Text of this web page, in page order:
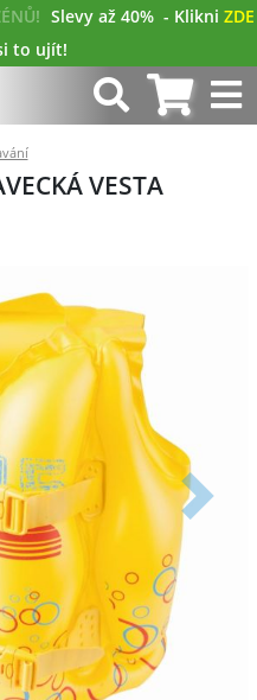
Slevy až 40% - Klikni ZDE
to ujít!
VESTA
Další